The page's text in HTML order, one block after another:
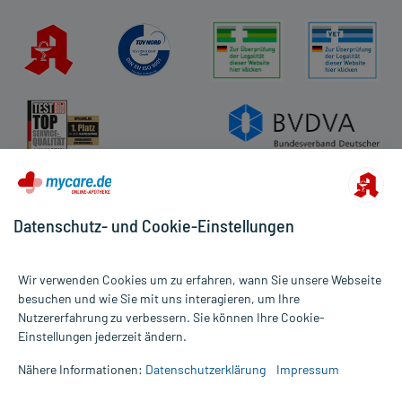
Alle Preise gelten inkl. MwSt., ggf. zzgl. Versandkosten
Informationen auf dieser Website werden ausschließlich für
die Untersuchung und Behandlung durch einen Arzt. Bitte
Datenschutz- und Cookie-Einstellungen
Wir verwenden Cookies um zu erfahren, wann Sie unsere Webseite
besuchen und wie Sie mit uns interagieren, um Ihre
Nutzererfahrung zu verbessern. Sie können Ihre Cookie-
Einstellungen jederzeit ändern.
Nähere Informationen: Datenschutzerklärung Impressum